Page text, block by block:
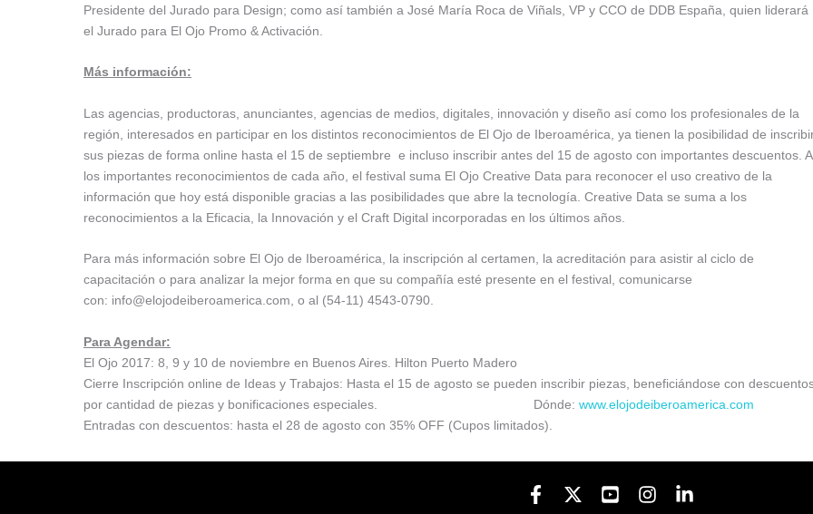
Presidente del Jurado para Design; como así también a José María Roca de Viñals, VP y CCO de DDB España, quien liderará
el Jurado para El Ojo Promo & Activación.
Más información:
Las agencias, productoras, anunciantes, agencias de medios, digitales, innovación y diseño así como los profesionales de la
región, interesados en participar en los distintos reconocimientos de El Ojo de Iberoamérica, ya tienen la posibilidad de
sus piezas de forma online hasta el 15 de septiembre e incluso inscribir antes del 15 de agosto con importantes descuentos. A
los importantes reconocimientos de cada año, el festival suma El Ojo Creative Data para reconocer el uso creativo de la
información que hoy está disponible gracias a las posibilidades que abre la tecnología. Creative Data se suma a los
reconocimientos a la Eficacia, la Innovación y el Craft Digital incorporadas en los últimos años.
Para más información sobre El Ojo de Iberoamérica, la inscripción al certamen, la acreditación para asistir al ciclo de
capacitación o para analizar la mejor forma en que su compañía esté presente en el festival, comunicarse
con: info@elojodeiberoamerica.com, o al (54-11) 4543-0790.
Para Agendar:
El Ojo 2017: 8, 9 y 10 de noviembre en Buenos Aires. Hilton Puerto Madero
Cierre Inscripción online de Ideas y Trabajos: Hasta el 15 de agosto se pueden inscribir piezas, beneficiándose con
por cantidad de piezas y bonificaciones especiales. Dónde: www.elojodeiberoamerica.com
Entradas con descuentos: hasta el 28 de agosto con 35% OFF (Cupos limitados).